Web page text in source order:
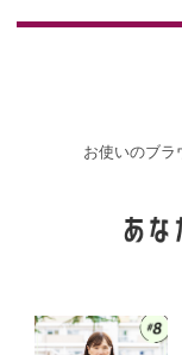
お使いのブラ